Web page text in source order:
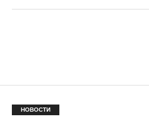
НОВОСТИ